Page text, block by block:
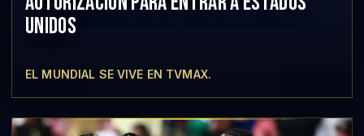
UNIDOS
EL MUNDIAL SE VIVE EN TVMAX.